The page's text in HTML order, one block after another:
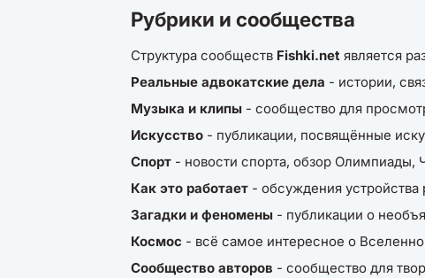
Рубрики и сообщества
Структура сообществ Fishki.net является
Реальные адвокатские дела - истории,
Музыка и клипы - сообщество для
Искусство - публикации, посвящённые
Спорт - новости спорта, обзор
Как это работает - обсуждения
Загадки и феномены - публикации о
Космос - всё самое интересное о
Сообщество авторов - сообщество для